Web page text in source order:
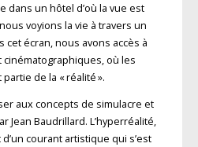
dans un hôtel d’où la vue est
voyions la vie à travers un
cet écran, nous avons accès à
où les
de la « réalité ».
aux concepts de simulacre et
Jean Baudrillard. L’hyperréalité,
courant artistique qui s’est